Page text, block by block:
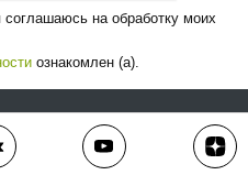
на обработку моих
ознакомлен (а).